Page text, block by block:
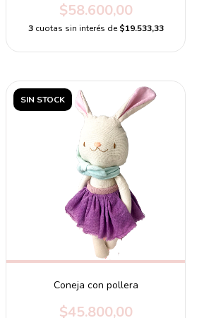
$58.600,00
3 cuotas sin interés de$19.533,33
SIN STOCK
Coneja con pollera
$45.800,00